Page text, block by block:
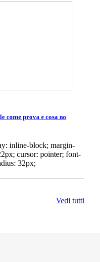
come prova e cosa no
inline-block; margin-
cursor: pointer; font-
32px;
Vedi tutti